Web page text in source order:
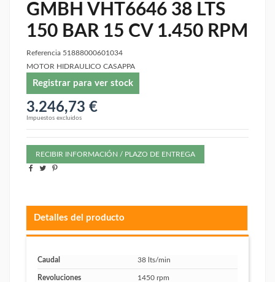
GMBH VHT6646 38 LTS
150 BAR 15 CV 1.450 RPM
Referencia 51888000601034
MOTOR HIDRAULICO CASAPPA
Registrar para ver stock
3.246,73 €
Impuestos excluidos
RECIBIR INFORMACIÓN / PLAZO DE ENTREGA
Detalles del producto
Caudal 38 lts/min
Revoluciones 1450 rpm